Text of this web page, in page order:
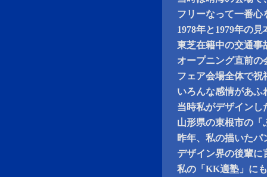
フリーなって一番心
1978年と1979年の
東芝在籍中の交通事
オープニング直前の
フェア会場全体で祝
いろんな感情があふ
当時私がデザインし
山形県の東根市の「
昨年、私の描いた
デザイン界の後輩に
私の「KK適塾」に